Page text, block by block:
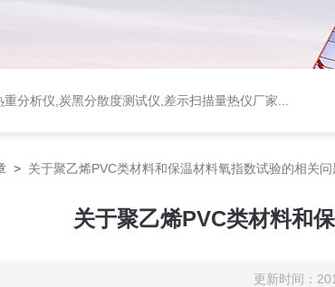
重分析仪 炭黑分散度测试仪 差示扫描量热仪厂家
> 关于聚乙烯PVC类材料和保温材料氧指数试验的相关问
关于聚乙烯PVC类材料和
更新时间：